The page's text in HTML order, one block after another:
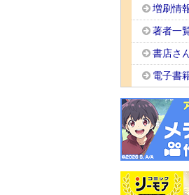
増刷情
著者一
書店さ
電子書